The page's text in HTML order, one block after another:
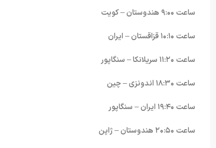
ساعت ٩:۰۰ هندوستان – کویت
ساعت ١۰:١۰ قزاقستان – ایران
ساعت ١١:٢۰ سریلانکا – سنگاپور
ساعت ١٨:٣۰ اندونزی – چین
ساعت ١٩:۴۰ ایران – سنگاپور
ساعت ٢۰:۵۰ هندوستان – ژاپن